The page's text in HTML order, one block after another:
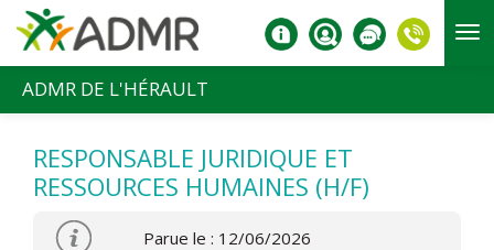
Aller au contenu principal
ADMR DE L'HÉRAULT
RESPONSABLE JURIDIQUE ET
RESSOURCES HUMAINES (H/F)
Parue le : 12/06/2026